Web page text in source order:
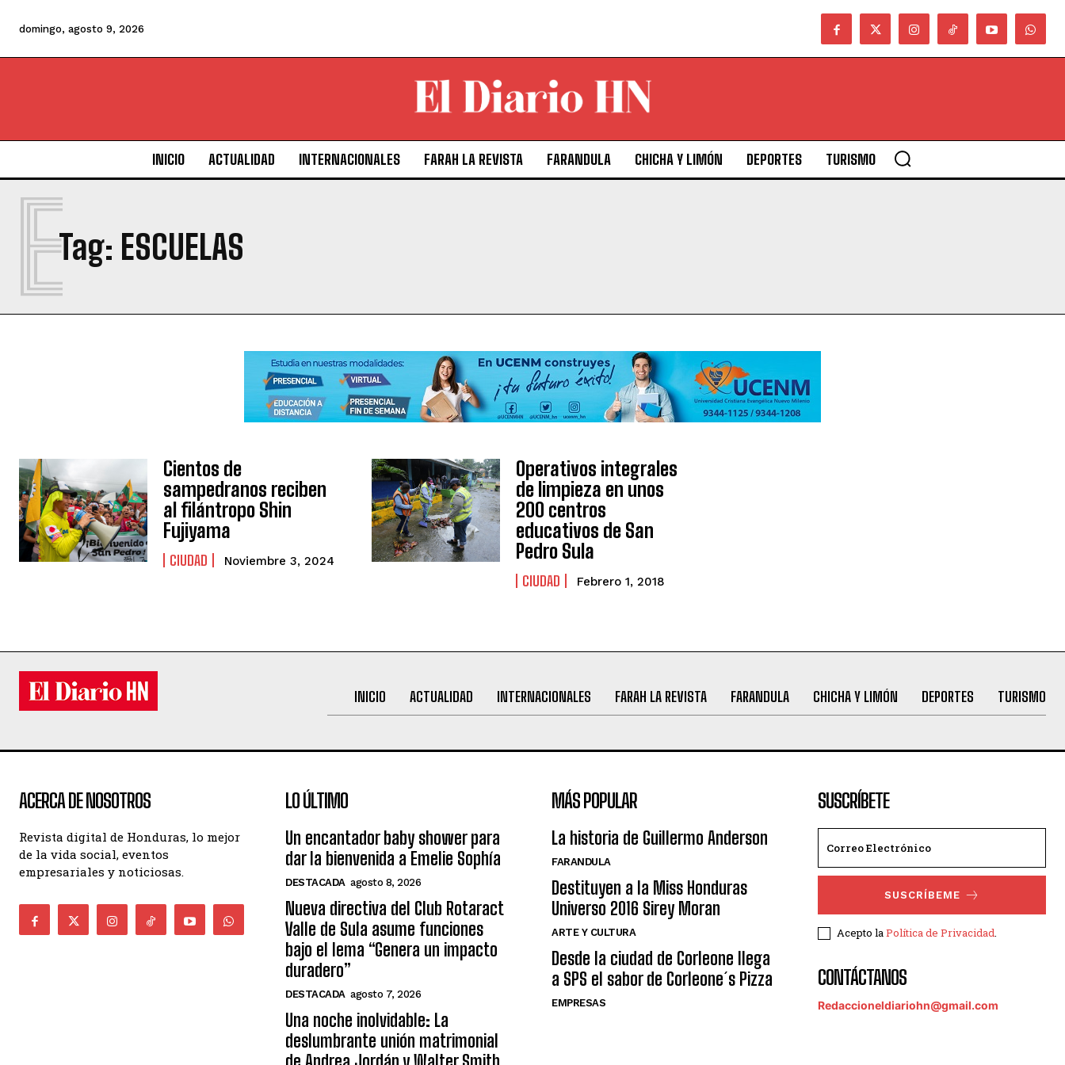
domingo, agosto 9, 2026
INICIO ACTUALIDAD INTERNACIONALES FARAH LA REVISTA FARANDULA CHICHA Y LIMÓN DEPORTES TURISMO
Tag: ESCUELAS
E
Cientos de
sampedranos reciben
al filántropo Shin
Fujiyama
CIUDAD Noviembre 3, 2024
Operativos integrales
de limpieza en unos
200 centros
educativos de San
Pedro Sula
CIUDAD Febrero 1, 2018
INICIO ACTUALIDAD INTERNACIONALES FARAH LA REVISTA FARANDULA CHICHA Y LIMÓN DEPORTES TURISMO
ACERCA DE NOSOTROS
Revista digital de Honduras, lo mejor
de la vida social, eventos
empresariales y noticiosas.
LO ÚLTIMO
Un encantador baby shower para
dar la bienvenida a Emelie Sophía
DESTACADA agosto 8, 2026
Nueva directiva del Club Rotaract
Valle de Sula asume funciones
bajo el lema “Genera un impacto
duradero”
DESTACADA agosto 7, 2026
Una noche inolvidable: La
deslumbrante unión matrimonial
MÁS POPULAR
La historia de Guillermo Anderson
FARANDULA
Destituyen a la Miss Honduras
Universo 2016 Sirey Moran
ARTE Y CULTURA
Desde la ciudad de Corleone llega
a SPS el sabor de Corleone´s Pizza
EMPRESAS
SUSCRÍBETE
SUSCRÍBEME
Acepto laPolítica de Privacidad.
CONTÁCTANOS
Redaccioneldiariohn@gmail.com